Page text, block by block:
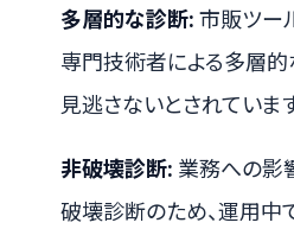
多層的な診断:市販ツー
専門技術者による多層的
見逃さないとされています
非破壊診断: 業務への影
破壊診断のため、運用中